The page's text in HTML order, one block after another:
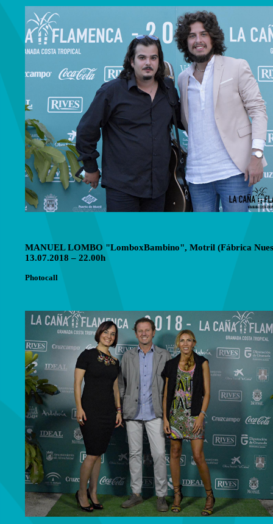
MANUEL LOMBO "LomboxBambino", Motril (Fábrica
13.07.2018 – 22.00h
Photocall